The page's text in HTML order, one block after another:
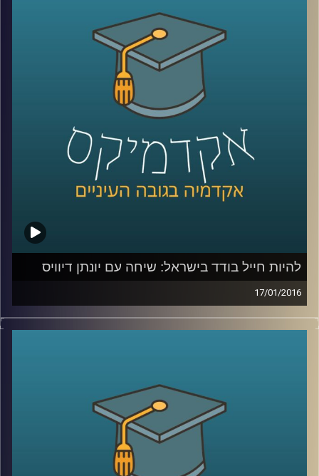
ניצבות בפני המדע שאלות גדולות לגבי
הסכיזופרניה, ונועה משתפת בהן ובשאיפת
המחקר. גם לחברה אחריות רבה, הקשורה
מהאוכלוסייה, בשגרה ה"נורמטיבית
קרדיט תמונות: AudioVersity
להיות חייל בודד בישראל: שיחה עם יונתן דיוויס
17/01/2016
יונתן דיוויס, סגן הנשיא לקשרי חוץ וראש ביה"ס
ההחלטה לשרת בצה"ל, החוויה כחייל וכסטודנט
בודד, רכישת השפה העברית, והקשר של סיפורו
האישי אל עבודתו בשנים האחרונות במרכז